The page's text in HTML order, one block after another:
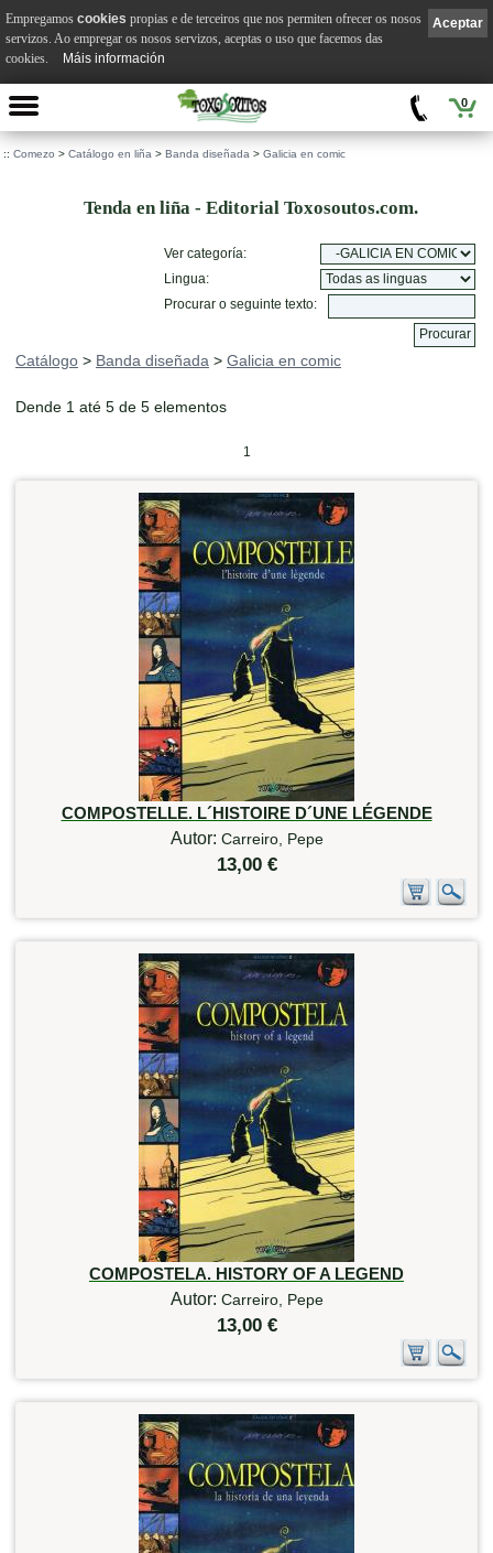
0
:: Comezo > Catálogo en liña > Banda diseñada > Galicia en comic
Tenda en liña - Editorial Toxosoutos.com.
Ver categoría:
Lingua:
Procurar o seguinte texto:
Catálogo > Banda diseñada > Galicia en comic
Dende 1 até 5 de 5 elementos
1
COMPOSTELLE. L´HISTOIRE D´UNE LÉGENDE
Autor: Carreiro, Pepe
13,00 €
COMPOSTELA. HISTORY OF A LEGEND
Autor: Carreiro, Pepe
13,00 €
Aceptar
Empregamos cookies propias e de terceiros que nos permiten ofrecer os nosos
servizos. Ao empregar os nosos servizos, aceptas o uso que facemos das
cookies.
Máis información